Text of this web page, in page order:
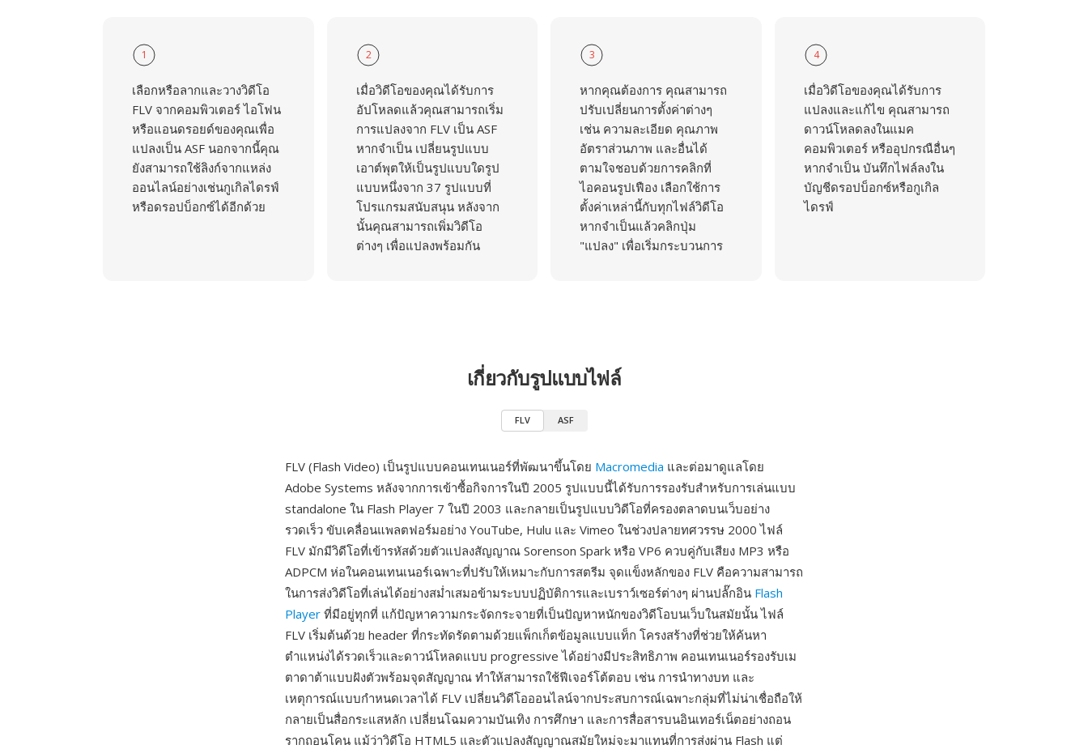
1
เลือกหรือลากและวางวิดีโอ
FLV จากคอมพิวเตอร์ ไอโฟน
หรือแอนดรอยด์ของคุณเพื่อ
แปลงเป็น ASF นอกจากนี้คุณ
ยังสามารถใช้ลิงก์จากแหล่ง
ออนไลน์อย่างเช่นกูเกิลไดรฟ์
หรือดรอปบ็อกซ์ได้อีกด้วย
2
เมื่อวิดีโอของคุณได้รับการ
อัปโหลดแล้วคุณสามารถเริ่ม
การแปลงจาก FLV เป็น ASF
หากจำเป็น เปลี่ยนรูปแบบ
เอาต์พุตให้เป็นรูปแบบใดรูป
แบบหนึ่งจาก 37 รูปแบบที่
โปรแกรมสนับสนุน หลังจาก
นั้นคุณสามารถเพิ่มวิดีโอ
ต่างๆ เพื่อแปลงพร้อมกัน
3
หากคุณต้องการ คุณสามารถ
ปรับเปลี่ยนการตั้งค่าต่างๆ
เช่น ความละเอียด คุณภาพ
อัตราส่วนภาพ และอื่นได้
ตามใจชอบด้วยการคลิกที่
ไอคอนรูปเฟือง เลือกใช้การ
ตั้งค่าเหล่านี้กับทุกไฟล์วิดีโอ
หากจำเป็นแล้วคลิกปุ่ม
"แปลง" เพื่อเริ่มกระบวนการ
4
เมื่อวิดีโอของคุณได้รับการ
แปลงและแก้ไข คุณสามารถ
ดาวน์โหลดลงในแมค
คอมพิวเตอร์ หรืออุปกรณือื่นๆ
หากจำเป็น บันทึกไฟล์ลงใน
บัญชีดรอปบ็อกซ์หรือกูเกิล
ไดรฟ์
เกี่ยวกับรูปแบบไฟล์
FLV ASF
FLV (Flash Video) เป็นรูปแบบคอนเทนเนอร์ที่พัฒนาขึ้นโดย Macromedia และต่อมาดูแลโดย
Adobe Systems หลังจากการเข้าซื้อกิจการในปี 2005 รูปแบบนี้ได้รับการรองรับสำหรับการเล่นแบบ
standalone ใน Flash Player 7 ในปี 2003 และกลายเป็นรูปแบบวิดีโอที่ครองตลาดบนเว็บอย่าง
รวดเร็ว ขับเคลื่อนแพลตฟอร์มอย่าง YouTube, Hulu และ Vimeo ในช่วงปลายทศวรรษ 2000 ไฟล์
FLV มักมีวิดีโอที่เข้ารหัสด้วยตัวแปลงสัญญาณ Sorenson Spark หรือ VP6 ควบคู่กับเสียง MP3 หรือ
ADPCM ห่อในคอนเทนเนอร์เฉพาะที่ปรับให้เหมาะกับการสตรีม จุดแข็งหลักของ FLV คือความสามารถ
ในการส่งวิดีโอที่เล่นได้อย่างสม่ำเสมอข้ามระบบปฏิบัติการและเบราว์เซอร์ต่างๆ ผ่านปลั๊กอิน Flash
Player ที่มีอยู่ทุกที่ แก้ปัญหาความกระจัดกระจายที่เป็นปัญหาหนักของวิดีโอบนเว็บในสมัยนั้น ไฟล์
FLV เริ่มต้นด้วย header ที่กระทัดรัดตามด้วยแพ็กเก็ตข้อมูลแบบแท็ก โครงสร้างที่ช่วยให้ค้นหา
ตำแหน่งได้รวดเร็วและดาวน์โหลดแบบ progressive ได้อย่างมีประสิทธิภาพ คอนเทนเนอร์รองรับเม
ตาดาต้าแบบฝังตัวพร้อมจุดสัญญาณ ทำให้สามารถใช้ฟีเจอร์โต้ตอบ เช่น การนำทางบท และ
เหตุการณ์แบบกำหนดเวลาได้ FLV เปลี่ยนวิดีโอออนไลน์จากประสบการณ์เฉพาะกลุ่มที่ไม่น่าเชื่อถือให้
กลายเป็นสื่อกระแสหลัก เปลี่ยนโฉมความบันเทิง การศึกษา และการสื่อสารบนอินเทอร์เน็ตอย่างถอน
รากถอนโคน แม้ว่าวิดีโอ HTML5 และตัวแปลงสัญญาณสมัยใหม่จะมาแทนที่การส่งผ่าน Flash แต่